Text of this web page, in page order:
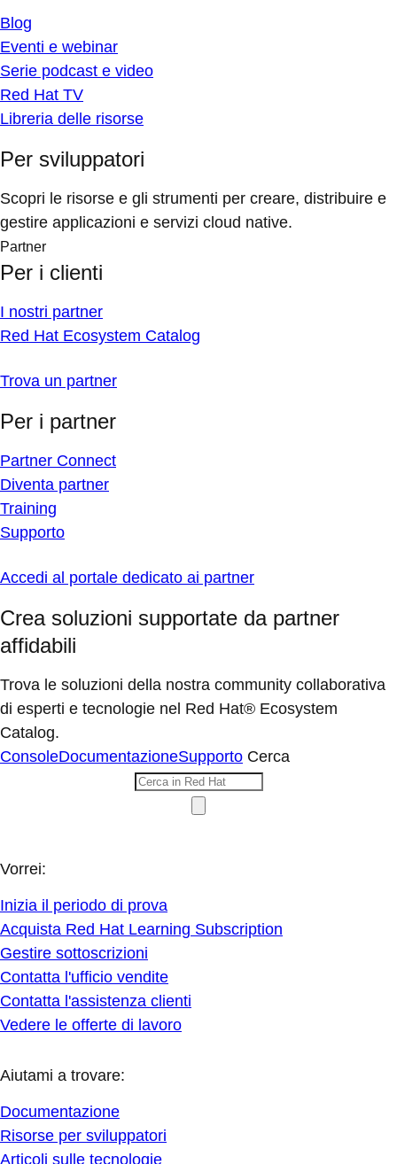
Blog
Eventi e webinar
Serie podcast e video
Red Hat TV
Libreria delle risorse
Per sviluppatori
Scopri le risorse e gli strumenti per creare, distribuire e
gestire applicazioni e servizi cloud native.
Partner
Per i clienti
I nostri partner
Red Hat Ecosystem Catalog
Trova un partner
Per i partner
Partner Connect
Diventa partner
Training
Supporto
Accedi al portale dedicato ai partner
Crea soluzioni supportate da partner
affidabili
Trova le soluzioni della nostra community collaborativa
di esperti e tecnologie nel Red Hat® Ecosystem
Catalog.
ConsoleDocumentazioneSupporto Cerca
Vorrei:
Inizia il periodo di prova
Acquista Red Hat Learning Subscription
Gestire sottoscrizioni
Contatta l'ufficio vendite
Contatta l'assistenza clienti
Vedere le offerte di lavoro
Aiutami a trovare:
Documentazione
Risorse per sviluppatori
Articoli sulle tecnologie